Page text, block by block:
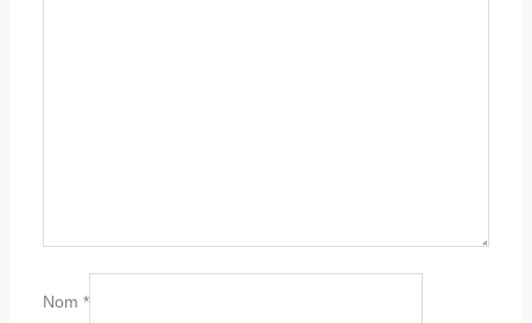
Nom *